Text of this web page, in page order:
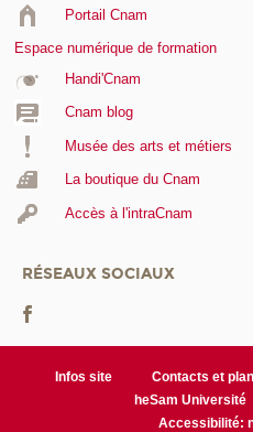
Portail Cnam
Espace numérique de formation
Handi'Cnam
Cnam blog
Musée des arts et métiers
La boutique du Cnam
Accès à l'intraCnam
RÉSEAUX SOCIAUX
Infos site Contacts et plan
heSam Université
Accessibilité: